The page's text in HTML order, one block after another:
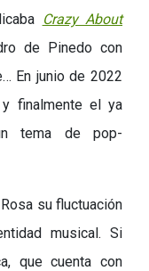
Crazy About
de Pinedo con
En junio de 2022
y finalmente el ya
tema de pop-
su fluctuación
musical. Si
que cuenta con